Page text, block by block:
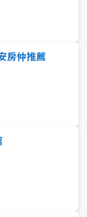
房仲推薦